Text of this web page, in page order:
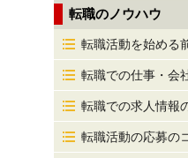
転職のノウハウ
転職活動を始める
転職での仕事・会
転職での求人情報
転職活動の応募の